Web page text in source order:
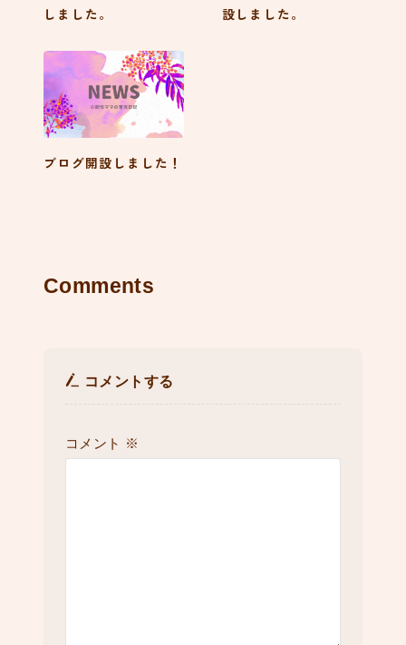
しました。
設しました。
ブログ開設しました！
Comments
コメントする
コメント ※